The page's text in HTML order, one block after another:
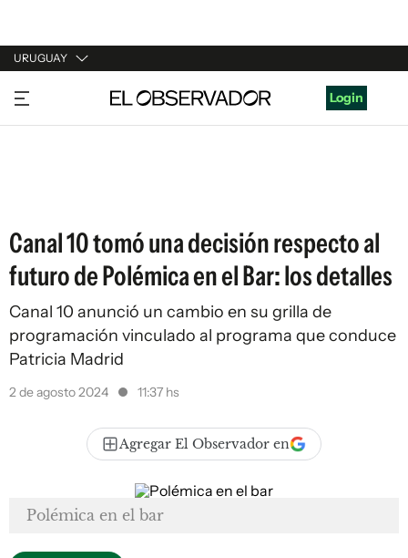
URUGUAY
URUGUAY
ARGENTINA
Login
Canal 10 tomó una decisión respecto al
futuro de Polémica en el Bar: los detalles
Canal 10 anunció un cambio en su grilla de
programación vinculado al programa que conduce
Patricia Madrid
2 de agosto 2024 11:37 hs
Agregar El Observador en
Polémica en el bar